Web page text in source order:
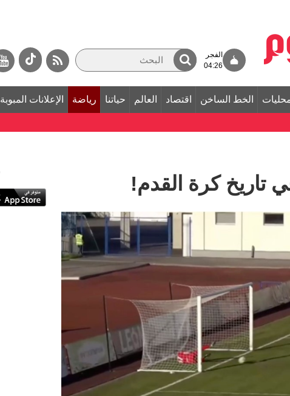
الفجر
04:26
الخط الساخن اقتصاد العالم حياتنا رياضة الإعلانات المبوبة
كرة القدم!